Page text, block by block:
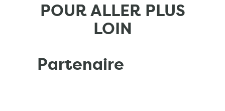
POUR ALLER PLUS
LOIN
Partenaire